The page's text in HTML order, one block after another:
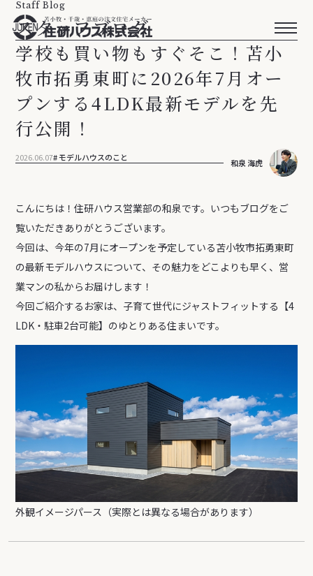
Staff Blog
スタッフブログ
学校も買い物もすぐそこ！苫小
牧市拓勇東町に2026年7月オー
プンする4LDK最新モデルを先
行公開！
2026.06.07 モデルハウスのこと 和泉 海虎
こんにちは！住研ハウス営業部の和泉です。いつもブログをご
覧いただきありがとうございます。
今回は、今年の7月にオープンを予定している苫小牧市拓勇東町
の最新モデルハウスについて、その魅力をどこよりも早く、営
業マンの私からお届けします！
今回ご紹介するお家は、子育て世代にジャストフィットする【4
LDK・駐車2台可能】のゆとりある住まいです。
外観イメージパース（実際とは異なる場合があります）